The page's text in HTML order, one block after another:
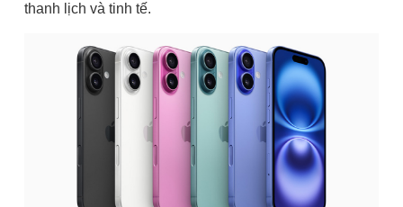
thanh lịch và tinh tế.